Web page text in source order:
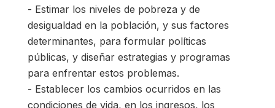
- Estimar los niveles de pobreza y de
desigualdad en la población, y sus factores
determinantes, para formular políticas
públicas, y diseñar estrategias y programas
para enfrentar estos problemas.
- Establecer los cambios ocurridos en las
condiciones de vida, en los ingresos, los